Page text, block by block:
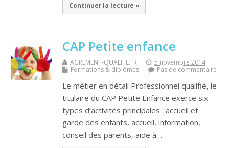
Continuer la lecture »
CAP Petite enfance
AGREMENT-QUALITE.FR
5 novembre 2014
Formations & diplômes
Pas de commentaire
Le métier en détail Professionnel qualifié, le
titulaire du CAP Petite Enfance exerce six
types d’activités principales : accueil et
garde des enfants, accueil, information,
conseil des parents, aide à…